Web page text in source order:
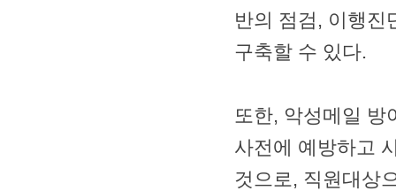
반의 점검, 이행진
구축할 수 있다.
또한, 악성메일 방
사전에 예방하고
것으로, 직원대상